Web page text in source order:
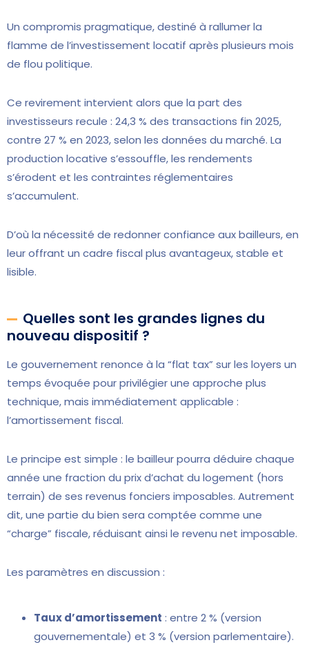
Un compromis pragmatique, destiné à rallumer la
flamme de l’investissement locatif après plusieurs mois
de flou politique.
Ce revirement intervient alors que la part des
investisseurs recule : 24,3 % des transactions fin 2025,
contre 27 % en 2023, selon les données du marché. La
production locative s’essouffle, les rendements
s’érodent et les contraintes réglementaires
s’accumulent.
D’où la nécessité de redonner confiance aux bailleurs, en
leur offrant un cadre fiscal plus avantageux, stable et
lisible.
Quelles sont les grandes lignes du
nouveau dispositif ?
Le gouvernement renonce à la “flat tax” sur les loyers un
temps évoquée pour privilégier une approche plus
technique, mais immédiatement applicable :
l’amortissement fiscal.
Le principe est simple : le bailleur pourra déduire chaque
année une fraction du prix d’achat du logement (hors
terrain) de ses revenus fonciers imposables. Autrement
dit, une partie du bien sera comptée comme une
“charge” fiscale, réduisant ainsi le revenu net imposable.
Les paramètres en discussion :
Taux d’amortissement : entre 2 % (version
gouvernementale) et 3 % (version parlementaire).